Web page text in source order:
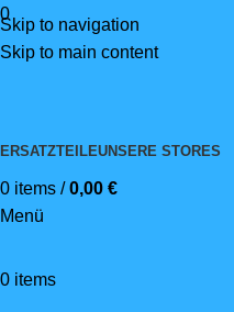
Skip to navigation
Skip to main content
0
ERSATZTEILEUNSERE STORES
0 items / 0,00 €
Menü
0 items